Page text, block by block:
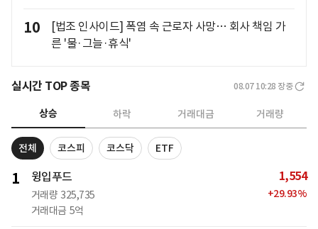
10
[법조 인사이드] 폭염 속 근로자 사망… 회사 책임 가
른 '물·그늘·휴식'
실시간 TOP 종목 08.07 10:28 장중
상승 하락 거래대금 거래량
전체 코스피 코스닥 ETF
1 윙입푸드
거래량 325,735
거래대금 5억
1,554
+29.93%